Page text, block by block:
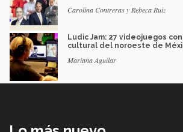
Carolina Contreras y Rebeca Ruiz
Ludic Jam: 27 videojuegos
cultural del noroeste de
Mariana Aguilar